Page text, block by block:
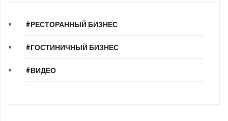
#РЕСТОРАННЫЙ БИЗНЕС
#ГОСТИНИЧНЫЙ БИЗНЕС
#ВИДЕО